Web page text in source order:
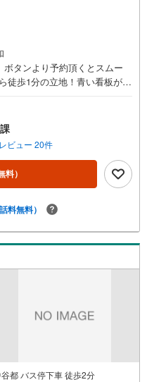
タンより予約頂くとスムー
徒歩1分の立地！青い看板が目
ずにお過ごし頂けます。■
オウチ時間で人生を豊かにす
て、家族との時間も増えて幸
のご相談承ります。■住まい
す。現地の空気や雰囲気を感
フまでお問合せくださいま
ーリングも大切です。現地の
聞かせてください！■ ご来店
ざいます。詳しくは営業ス
せ！■周辺の教育施設やスー
、災害情報等がわかる「物
物件と併せてご案内もOK-ご
OK-当日見学もOKです！
ビュー 20件
料）
料無料）
都 バス停下車 徒歩2分